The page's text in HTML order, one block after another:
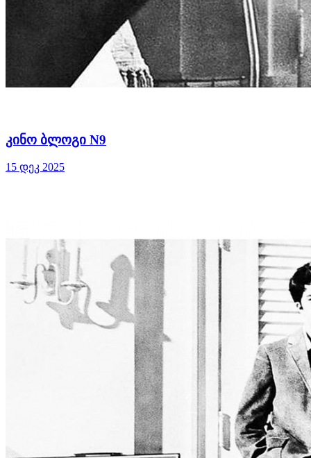
კინო ბლოგი N9
15 დეკ 2025